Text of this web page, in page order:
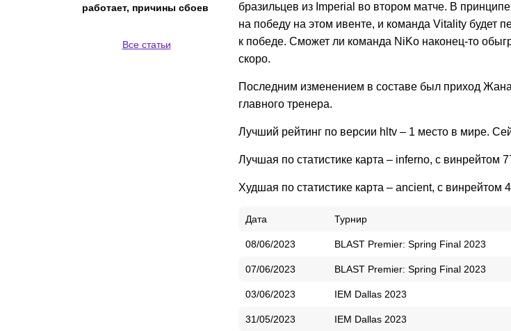
бразильцев из Imperial во втором матче. В
на победу на этом ивенте, и команда Vitality будет
к победе. Сможет ли команда NiKo наконец-то
скоро.
Последним изменением в составе был приход
главного тренера.
Лучший рейтинг по версии hltv – 1 место в мире.
Лучшая по статистике карта – inferno, с винрейтом
Худшая по статистике карта – ancient, с винрейтом
Дата Турнир
08/06/2023 BLAST Premier: Spring Final 2023
07/06/2023 BLAST Premier: Spring Final 2023
03/06/2023 IEM Dallas 2023
31/05/2023 IEM Dallas 2023
работает, причины сбоев
Все статьи